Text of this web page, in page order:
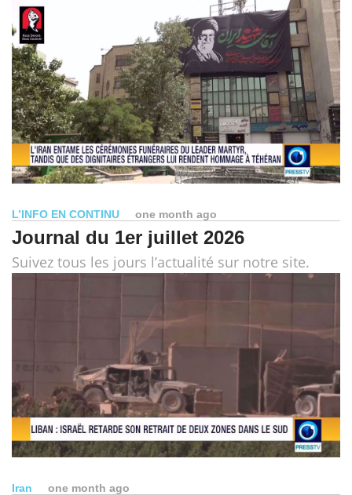
L’INFO EN CONTINU one month ago
Journal du 1er juillet 2026
Suivez tous les jours l’actualité sur notre site.
Iran one month ago